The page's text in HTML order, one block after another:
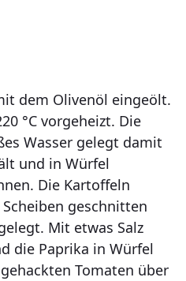
dem Olivenöl eingeölt.
°C vorgeheizt. Die
Wasser gelegt damit
und in Würfel
Die Kartoffeln
geschnitten
Mit etwas Salz
die Paprika in Würfel
Tomaten über